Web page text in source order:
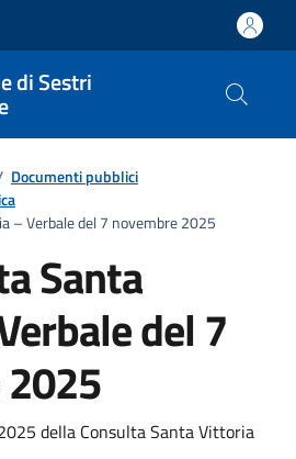
di Sestri
Documenti pubblici
– Verbale del 7 novembre 2025
Santa
del 7
della Consulta Santa Vittoria